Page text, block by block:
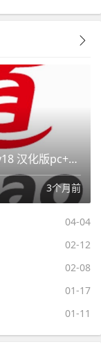
平行宇宙app安卓版苹果版(平行宇宙 v18 汉化版pc+安卓)
3个月前
04-04
02-12
02-08
01-17
01-11